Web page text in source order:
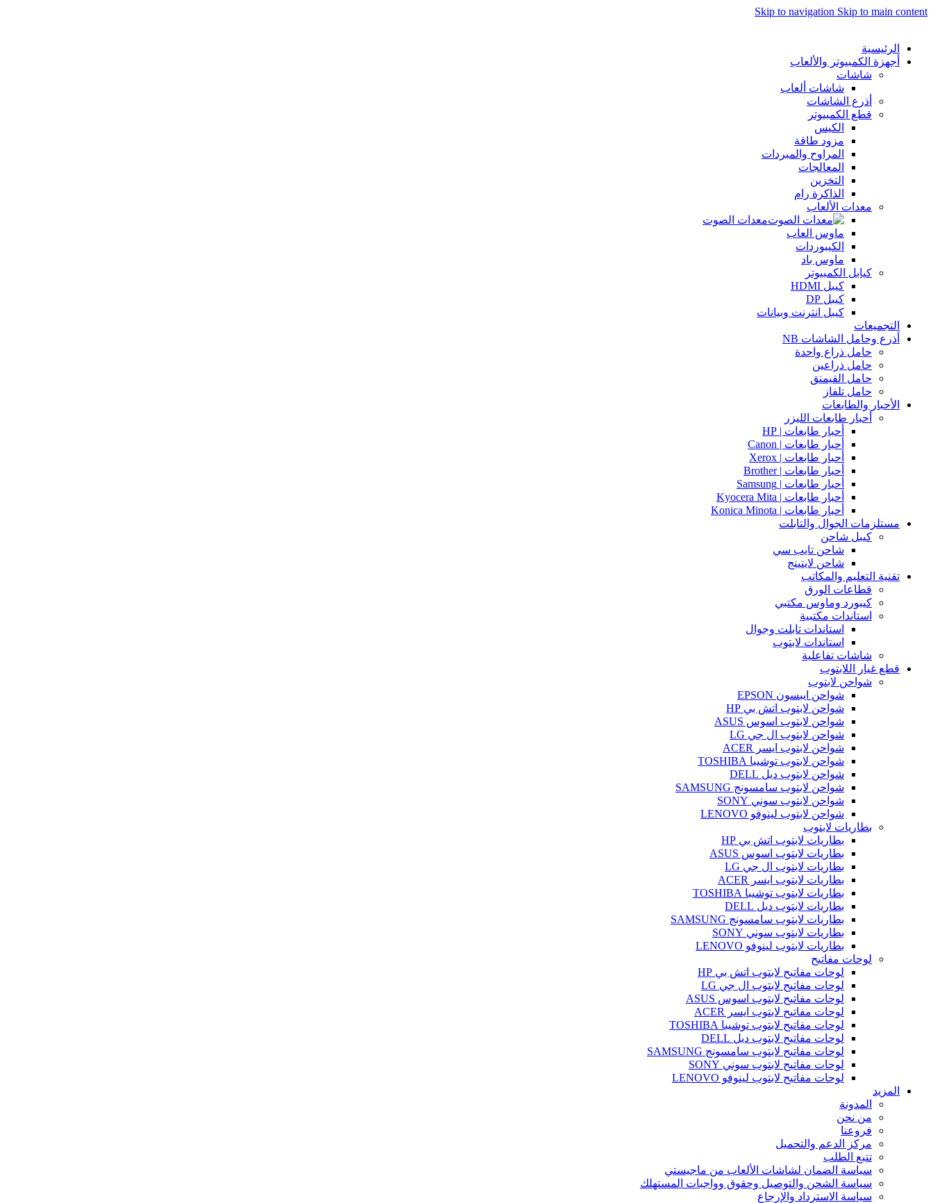
Skip to navigation Skip to main content
الرئيسية
أجهزة الكمبيوتر والألعاب
شاشات
شاشات ألعاب
أذرع الشاشات
قطع الكمبيوتر
الكيس
مزود طاقة
المراوح والمبردات
المعالجات
التخزين
الذاكرة رام
معدات الألعاب
معدات الصوت
ماوس العاب
الكيبوردات
ماوس باد
كيابل الكمبيوتر
كيبل HDMI
كيبل DP
كيبل انترنت وبيانات
التجميعات
أذرع وحامل الشاشات NB
حامل ذراع واحدة
حامل ذراعين
حامل القيمنق
حامل تلفاز
الأحبار والطابعات
أحبار طابعات الليزر
أحبار طابعات | HP
أحبار طابعات | Canon
أحبار طابعات | Xerox
أحبار طابعات | Brother
أحبار طابعات | Samsung
أحبار طابعات | Kyocera Mita
أحبار طابعات | Konica Minota
مستلزمات الجوال والتابلت
كيبل شاحن
شاحن تايب سي
شاحن لايتينج
تقنية التعليم والمكاتب
قطاعات الورق
كيبورد وماوس مكتبي
استاندات مكتبية
استاندات تابلت وجوال
استاندات لابتوب
شاشات تفاعلية
قطع غيار اللابتوب
شواحن لابتوب
شواحن ايبسون EPSON
شواحن لابتوب اتش بي HP
شواحن لابتوب اسوس ASUS
شواحن لابتوب ال جي LG
شواحن لابتوب ايسر ACER
شواحن لابتوب توشيبا TOSHIBA
شواحن لابتوب ديل DELL
شواحن لابتوب سامسونج SAMSUNG
شواحن لابتوب سوني SONY
شواحن لابتوب لينوفو LENOVO
بطاريات لابتوب
بطاريات لابتوب اتش بي HP
بطاريات لابتوب اسوس ASUS
بطاريات لابتوب ال جي LG
بطاريات لابتوب ايسر ACER
بطاريات لابتوب توشيبا TOSHIBA
بطاريات لابتوب ديل DELL
بطاريات لابتوب سامسونج SAMSUNG
بطاريات لابتوب سوني SONY
بطاريات لابتوب لينوفو LENOVO
لوحات مفاتيح
لوحات مفاتيح لابتوب اتش بي HP
لوحات مفاتيح لابتوب ال جي LG
لوحات مفاتيح لابتوب اسوس ASUS
لوحات مفاتيح لابتوب ايسر ACER
لوحات مفاتيح لابتوب توشيبا TOSHIBA
لوحات مفاتيح لابتوب ديل DELL
لوحات مفاتيح لابتوب سامسونج SAMSUNG
لوحات مفاتيح لابتوب سوني SONY
لوحات مفاتيح لابتوب لينوفو LENOVO
المزيد
المدونة
من نحن
فروعنا
مركز الدعم والتحميل
تتبع الطلب
سياسة الضمان لشاشات الألعاب من ماجيستي
سياسة الشحن والتوصيل وحقوق وواجبات المستهلك
سياسة الاسترداد والإرجاع